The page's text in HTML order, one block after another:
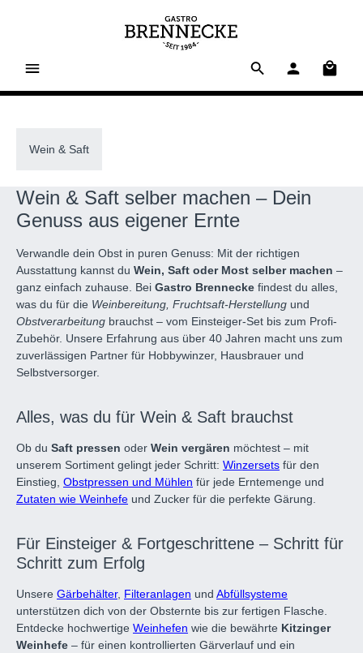
Wein & Saft
Wein & Saft selber machen – Dein
Genuss aus eigener Ernte
Verwandle dein Obst in puren Genuss: Mit der richtigen
Ausstattung kannst du Wein, Saft oder Most selber machen –
ganz einfach zuhause. Bei Gastro Brennecke findest du alles,
was du für die Weinbereitung, Fruchtsaft-Herstellung und
Obstverarbeitung brauchst – vom Einsteiger-Set bis zum Profi-
Zubehör. Unsere Erfahrung aus über 40 Jahren macht uns zum
zuverlässigen Partner für Hobbywinzer, Hausbrauer und
Selbstversorger.
Alles, was du für Wein & Saft brauchst
Ob du Saft pressen oder Wein vergären möchtest – mit
unserem Sortiment gelingt jeder Schritt: Winzersets für den
Einstieg, Obstpressen und Mühlen für jede Erntemenge und
Zutaten wie Weinhefe und Zucker für die perfekte Gärung.
Für Einsteiger & Fortgeschrittene – Schritt für
Schritt zum Erfolg
Unsere Gärbehälter, Filteranlagen und Abfüllsysteme
unterstützen dich von der Obsternte bis zur fertigen Flasche.
Entdecke hochwertige Weinhefen wie die bewährte Kitzinger
Weinhefe – für einen kontrollierten Gärverlauf und ein